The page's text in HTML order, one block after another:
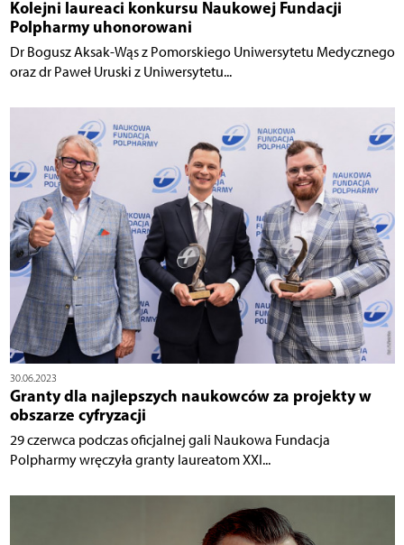
Kolejni laureaci konkursu Naukowej Fundacji
Polpharmy uhonorowani
Dr Bogusz Aksak-Wąs z Pomorskiego Uniwersytetu Medycznego
oraz dr Paweł Uruski z Uniwersytetu...
30.06.2023
Granty dla najlepszych naukowców za projekty w
obszarze cyfryzacji
29 czerwca podczas oficjalnej gali Naukowa Fundacja
Polpharmy wręczyła granty laureatom XXI...